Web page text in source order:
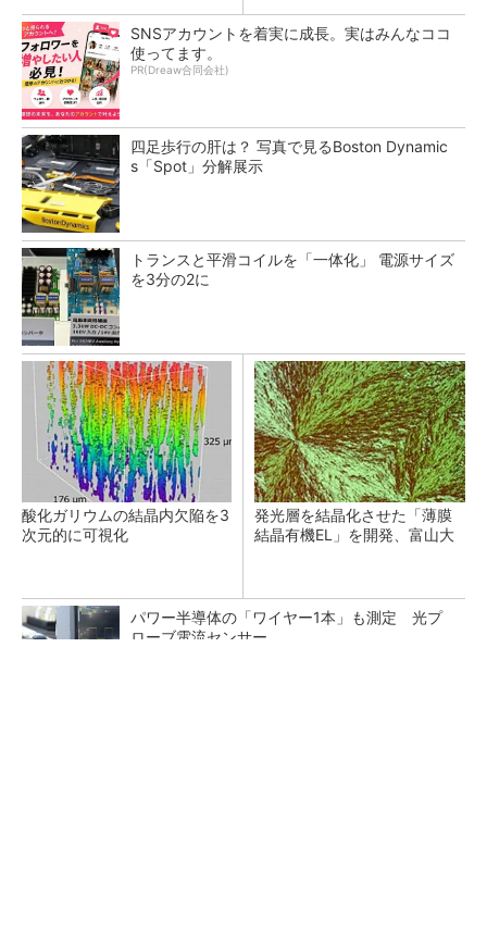
SNSアカウントを着実に成長。実はみんなココ
使ってます。
PR(Dreaw合同会社)
四足歩行の肝は？ 写真で見るBoston Dynamic
s「Spot」分解展示
トランスと平滑コイルを「一体化」 電源サイズ
を3分の2に
酸化ガリウムの結晶内欠陥を3
次元的に可視化
発光層を結晶化させた「薄膜
結晶有機EL」を開発、富山大
パワー半導体の「ワイヤー1本」も測定 光プ
ローブ電流センサー